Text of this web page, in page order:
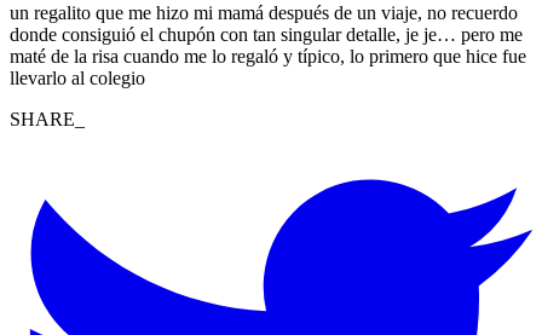
un regalito que me hizo mi mamá después de un viaje, no recuerdo
donde consiguió el chupón con tan singular detalle, je je… pero me
maté de la risa cuando me lo regaló y típico, lo primero que hice fue
llevarlo al colegio
SHARE_